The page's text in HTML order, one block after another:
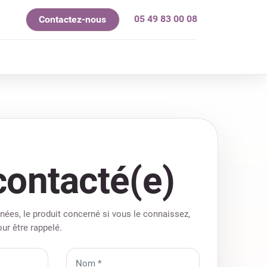
Contactez-nous 05 49 83 00 08
le produit concerné si vous le connaissez,
être rappelé.